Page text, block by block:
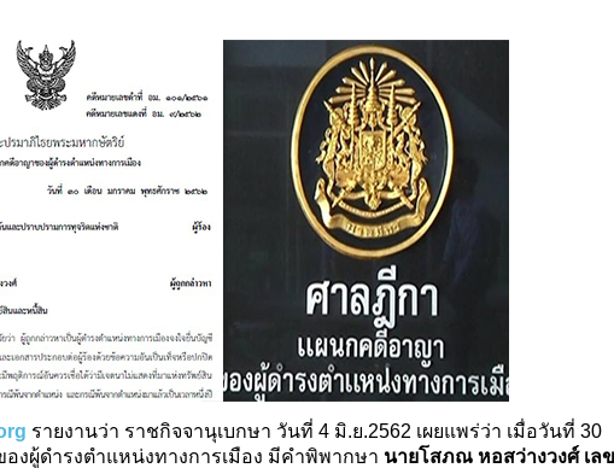
รายงานว่า ราชกิจจานุเบกษา วันที่ 4 มิ.ย.2562 เผยแพร่ว่า เมื่อวันที่ 30
งผู้ดำรงตำแหน่งทางการเมือง มีคำพิพากษา นายโสภณ หอสว่างวงศ์ เล